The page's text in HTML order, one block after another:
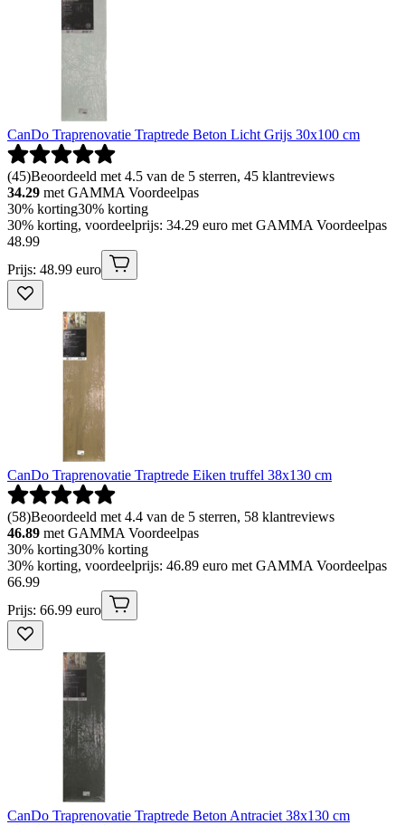
CanDo Traprenovatie Traptrede Beton Licht Grijs 30x100 cm
(45)Beoordeeld met 4.5 van de 5 sterren, 45 klantreviews
34.29 met GAMMA Voordeelpas
30% korting30% korting
30% korting, voordeelprijs: 34.29 euro met GAMMA Voordeelpas
48.99
Prijs: 48.99 euro
CanDo Traprenovatie Traptrede Eiken truffel 38x130 cm
(58)Beoordeeld met 4.4 van de 5 sterren, 58 klantreviews
46.89 met GAMMA Voordeelpas
30% korting30% korting
30% korting, voordeelprijs: 46.89 euro met GAMMA Voordeelpas
66.99
Prijs: 66.99 euro
CanDo Traprenovatie Traptrede Beton Antraciet 38x130 cm